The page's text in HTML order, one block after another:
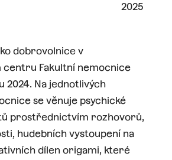
2025
dobrovolnice v
centru Fakultní nemocnice
2024. Na jednotlivých
se věnuje psychické
prostřednictvím rozhovorů,
hudebních vystoupení na
dílen origami, které